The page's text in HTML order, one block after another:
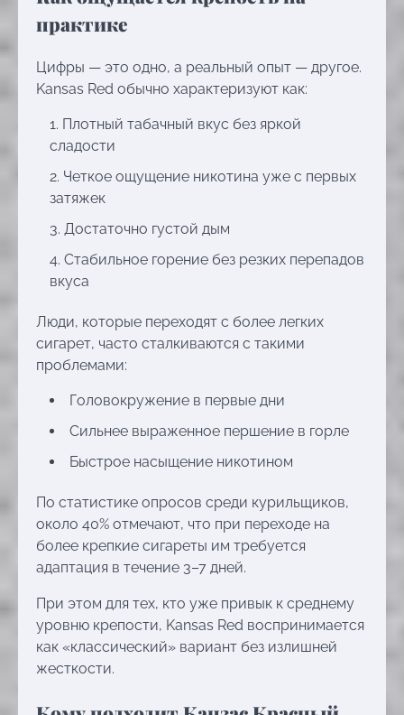
практике
Цифры — это одно, а реальный опыт — другое.
Kansas Red обычно характеризуют как:
Плотный табачный вкус без яркой
сладости
Четкое ощущение никотина уже с первых
затяжек
Достаточно густой дым
Стабильное горение без резких перепадов
вкуса
Люди, которые переходят с более легких
сигарет, часто сталкиваются с такими
проблемами:
Головокружение в первые дни
Сильнее выраженное першение в горле
Быстрое насыщение никотином
По статистике опросов среди курильщиков,
около 40% отмечают, что при переходе на
более крепкие сигареты им требуется
адаптация в течение 3–7 дней.
При этом для тех, кто уже привык к среднему
уровню крепости, Kansas Red воспринимается
как «классический» вариант без излишней
жесткости.